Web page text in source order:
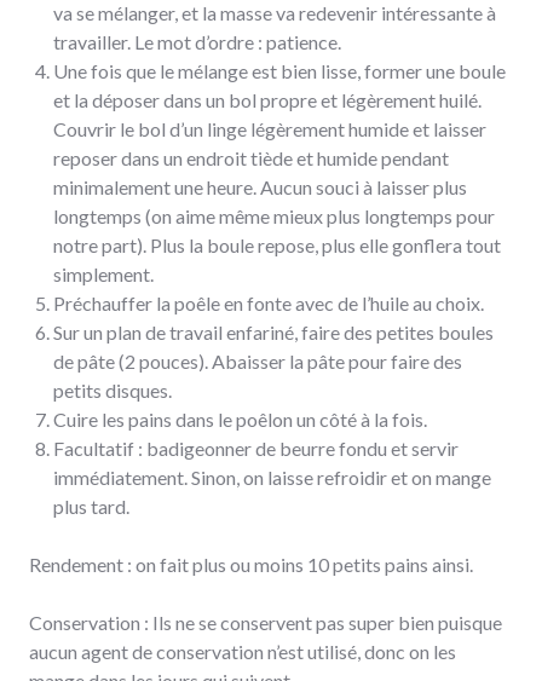
va se mélanger, et la masse va redevenir intéressante à
travailler. Le mot d’ordre : patience.
Une fois que le mélange est bien lisse, former une boule
et la déposer dans un bol propre et légèrement huilé.
Couvrir le bol d’un linge légèrement humide et laisser
reposer dans un endroit tiède et humide pendant
minimalement une heure. Aucun souci à laisser plus
longtemps (on aime même mieux plus longtemps pour
notre part). Plus la boule repose, plus elle gonflera tout
simplement.
Préchauffer la poêle en fonte avec de l’huile au choix.
Sur un plan de travail enfariné, faire des petites boules
de pâte (2 pouces). Abaisser la pâte pour faire des
petits disques.
Cuire les pains dans le poêlon un côté à la fois.
Facultatif : badigeonner de beurre fondu et servir
immédiatement. Sinon, on laisse refroidir et on mange
plus tard.
Rendement : on fait plus ou moins 10 petits pains ainsi.
Conservation : Ils ne se conservent pas super bien puisque
aucun agent de conservation n’est utilisé, donc on les